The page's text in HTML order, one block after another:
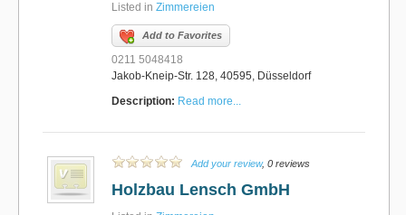
Listed in Zimmereien
Add to Favorites
0211 5048418
Jakob-Kneip-Str. 128, 40595, Düsseldorf
Description: Read more...
Add your review, 0 reviews
Holzbau Lensch GmbH